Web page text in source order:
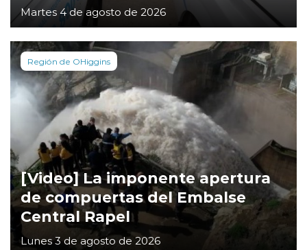
Martes 4 de agosto de 2026
Región de OHiggins
[Video] La imponente apertura
de compuertas del Embalse
Central Rapel
Lunes 3 de agosto de 2026